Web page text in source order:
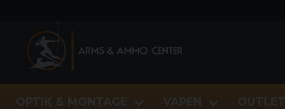
OPTIK & MONTAGE VAPEN OUTLET